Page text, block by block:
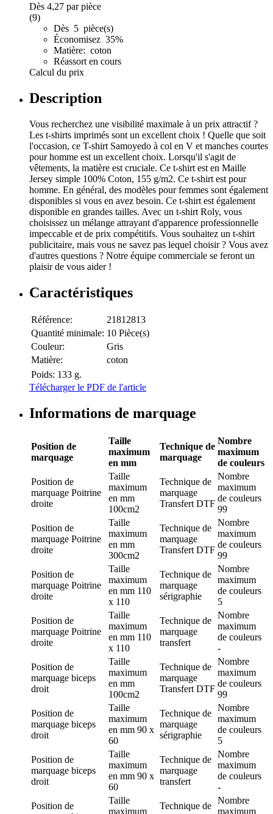
Dès 4,27 par pièce
(9)
Dès 5 pièce(s)
Économisez 35%
Matière: coton
Réassort en cours
Calcul du prix
Description
Vous recherchez une visibilité maximale à un prix attractif ?
Les t-shirts imprimés sont un excellent choix ! Quelle que soit
l'occasion, ce T-shirt Samoyedo à col en V et manches courtes
pour homme est un excellent choix. Lorsqu'il s'agit de
vêtements, la matière est cruciale. Ce t-shirt est en Maille
Jersey simple 100% Coton, 155 g/m2. Ce t-shirt est pour
homme. En général, des modèles pour femmes sont également
disponibles si vous en avez besoin. Ce t-shirt est également
disponible en grandes tailles. Avec un t-shirt Roly, vous
choisissez un mélange attrayant d'apparence professionnelle
impeccable et de prix compétitifs. Vous souhaitez un t-shirt
publicitaire, mais vous ne savez pas lequel choisir ? Vous avez
d'autres questions ? Notre équipe commerciale se feront un
plaisir de vous aider !
Caractéristiques
Référence:
21812813
Quantité minimale: 10 Pièce(s)
Couleur:
Gris
Matière:
coton
Poids: 133 g.
Télécharger le PDF de l'article
Informations de marquage
Position de
marquage
Taille
maximum
en mm
Technique de
marquage
Nombre
maximum
de couleurs
Position de
marquage Poitrine
droite
Taille
maximum
en mm
100cm2
Technique de
marquage
Transfert DTF
Nombre
maximum
de couleurs
99
Position de
marquage Poitrine
droite
Taille
maximum
en mm
300cm2
Technique de
marquage
Transfert DTF
Nombre
maximum
de couleurs
99
Position de
marquage Poitrine
droite
Taille
maximum
en mm 110
x 110
Technique de
marquage
sérigraphie
Nombre
maximum
de couleurs
5
Position de
marquage Poitrine
droite
Taille
maximum
en mm 110
x 110
Technique de
marquage
transfert
Nombre
maximum
de couleurs
-
Position de
marquage biceps
droit
Taille
maximum
en mm
100cm2
Technique de
marquage
Transfert DTF
Nombre
maximum
de couleurs
99
Position de
marquage biceps
droit
Taille
maximum
en mm 90 x
60
Technique de
marquage
sérigraphie
Nombre
maximum
de couleurs
5
Position de
marquage biceps
droit
Taille
maximum
en mm 90 x
60
Technique de
marquage
transfert
Nombre
maximum
de couleurs
-
Position de
Taille
maximum
Technique de
Nombre
maximum